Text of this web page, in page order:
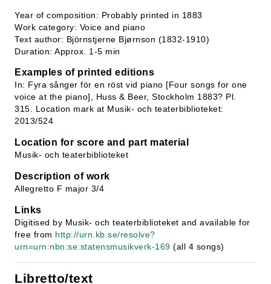
Year of composition: Probably printed in 1883
Work category: Voice and piano
Text author: Björnstjerne Bjørnson (1832-1910)
Duration: Approx. 1-5 min
Examples of printed editions
In: Fyra sånger för en röst vid piano [Four songs for one
voice at the piano], Huss & Beer, Stockholm 1883? Pl.
315. Location mark at Musik- och teaterbiblioteket:
2013/524
Location for score and part material
Musik- och teaterbiblioteket
Description of work
Allegretto F major 3/4
Links
Digitised by Musik- och teaterbiblioteket and available for
free from http://urn.kb.se/resolve?
urn=urn:nbn:se:statensmusikverk-169 (all 4 songs)
Libretto/text